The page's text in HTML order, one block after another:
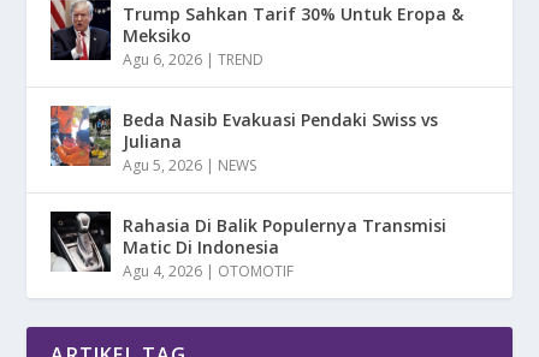
Trump Sahkan Tarif 30% Untuk Eropa &
Meksiko
Agu 6, 2026 |TREND
Beda Nasib Evakuasi Pendaki Swiss vs
Juliana
Agu 5, 2026 | NEWS
Rahasia Di Balik Populernya Transmisi
Matic Di Indonesia
Agu 4, 2026 | OTOMOTIF